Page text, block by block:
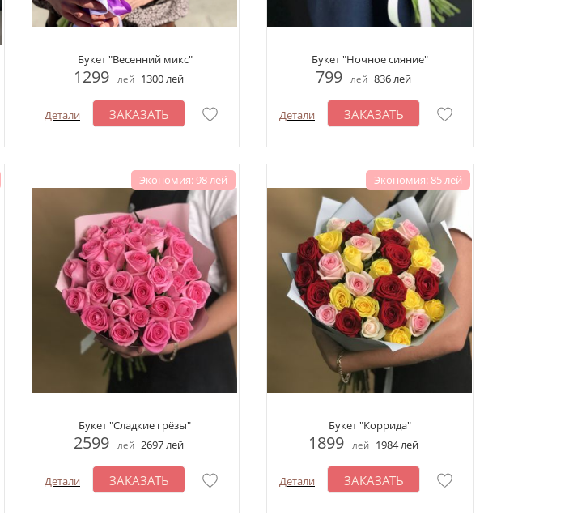
Букет "Весенний микс"
1299 лей 1300лей
Детали ЗАКАЗАТЬ
Букет "Ночное сияние"
799 лей 836лей
Детали ЗАКАЗАТЬ
Экономия: 98 лей
Букет "Сладкие грёзы"
2599 лей 2697лей
Детали ЗАКАЗАТЬ
Экономия: 85 лей
Букет "Коррида"
1899 лей 1984лей
Детали ЗАКАЗАТЬ